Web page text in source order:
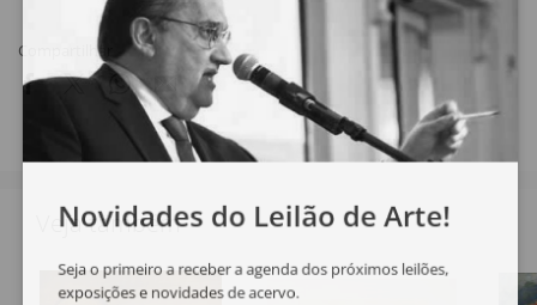
Compartilhar
Veja também
Novidades do Leilão de Arte!
Seja o primeiro a receber a agenda dos próximos leilões,
exposições e novidades de acervo.